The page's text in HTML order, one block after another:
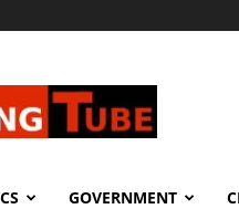
GOVERNMENT